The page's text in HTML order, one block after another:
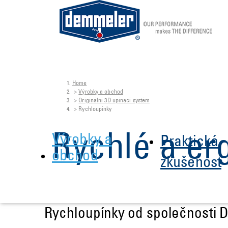
Skip to main content
Výrobky a
obchod
Praktická
zkušenost
You are here:
Home
Výrobky a obchod
Originální 3D upínací systém
Rychloupínky
Rychlé a
Rychloupínky od společnosti